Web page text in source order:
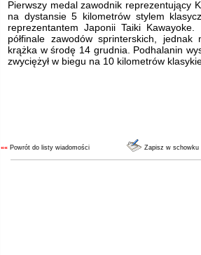
Pierwszy medal zawodnik reprezentujący
na dystansie 5 kilometrów stylem
reprezentantem Japonii Taiki
półfinale zawodów sprinterskich,
krążka w środę 14 grudnia. Podhalanin
zwyciężył w biegu na 10 kilometrów
«« Powrót do listy wiadomości Zapisz w schowku